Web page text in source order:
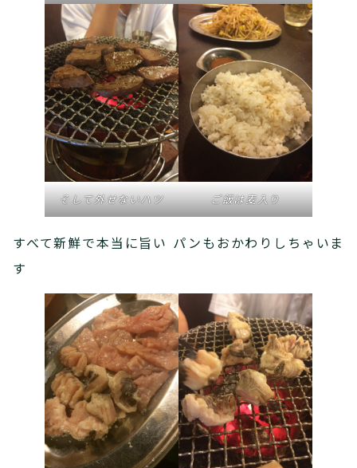
そして外せないハツ ご飯は麦入り
すべて新鮮で本当に旨い パンもおかわりしちゃいま
す